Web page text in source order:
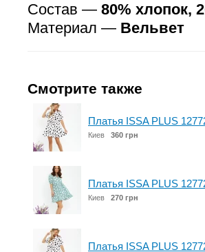
Состав — 80% хлопок,
Материал — Вельвет
Смотрите также
Платья ISSA PLUS
Киев 360 грн
Платья ISSA PLUS
Киев 270 грн
Платья ISSA PLUS